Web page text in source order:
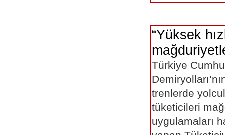
“Yüksek
Türkiye
trenlerde
tüketicileri
uygulamaları